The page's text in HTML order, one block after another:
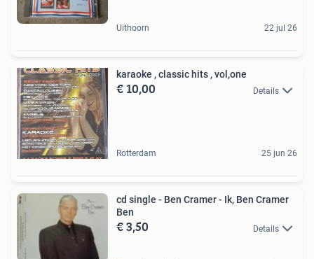
Uithoorn 22 jul 26
karaoke , classic hits , vol,one
€ 10,00 Details
Rotterdam 25 jun 26
cd single - Ben Cramer - Ik, Ben Cramer
Ben
€ 3,50 Details